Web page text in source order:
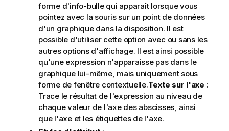
forme d'info-bulle qui apparaît lorsque vous
pointez avec la souris sur un point de données
d'un graphique dans la disposition. Il est
possible d'utiliser cette option avec ou sans les
autres options d'affichage. Il est ainsi possible
qu'une expression n'apparaisse pas dans le
graphique lui-même, mais uniquement sous
forme de fenêtre contextuelle.Texte sur l'axe :
Trace le résultat de l'expression au niveau de
chaque valeur de l'axe des abscisses, ainsi
que l'axe et les étiquettes de l'axe.